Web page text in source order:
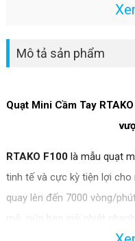
Mô tả sản phẩm
Quạt Mini Cầm Tay
RTAKO F100là mẫu quạt
tinh tế và cực kỳ tiện lợi
quay lên đến 7000 vòng/
mẽ, giúp bạn giải nhiệt